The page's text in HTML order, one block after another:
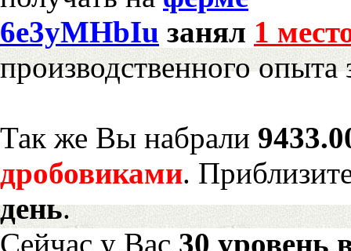
6e3yMHbIu занял 1
производственного опыта
Так же Вы набрали
дробовиками.
день.
Сейчас у Вас 30 уровень